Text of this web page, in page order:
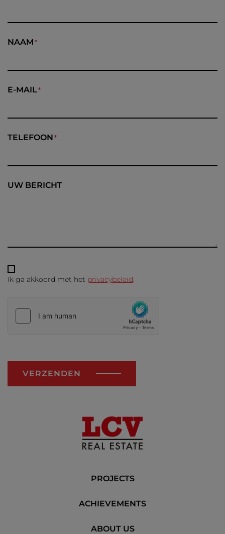
NAAM
E-MAIL
TELEFOON
UW BERICHT
Ik ga akkoord met het privacybeleid.
VERZENDEN
PROJECTS
ACHIEVEMENTS
ABOUT US